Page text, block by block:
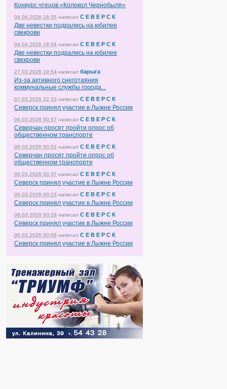
Конкурс чтецов «Колокол Чернобыля»
04.04.2026 18:35 написал С Е В Е Р С К
Две невестки подрались на юбилее
свекрови
04.04.2026 18:34 написал С Е В Е Р С К
Две невестки подрались на юбилее
свекрови
27.03.2026 19:54 написал барыга
Из-за активного снеготаяния
коммунальные службы города...
07.03.2026 22:33 написал С Е В Е Р С К
Северск принял участие в Лыжне России
06.03.2026 00:57 написал С Е В Е Р С К
Северчан просят пройти опрос об
общественном транспорте
06.03.2026 00:52 написал С Е В Е Р С К
Северчан просят пройти опрос об
общественном транспорте
06.03.2026 00:37 написал С Е В Е Р С К
Северск принял участие в Лыжне России
06.03.2026 00:23 написал С Е В Е Р С К
Северск принял участие в Лыжне России
06.03.2026 00:18 написал С Е В Е Р С К
Северск принял участие в Лыжне России
06.03.2026 00:09 написал С Е В Е Р С К
Северск принял участие в Лыжне России